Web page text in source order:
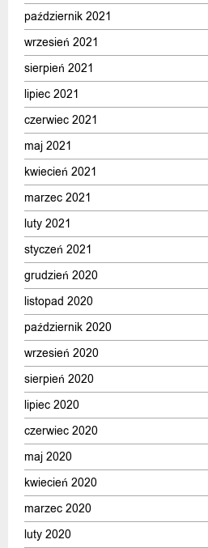
październik 2021
wrzesień 2021
sierpień 2021
lipiec 2021
czerwiec 2021
maj 2021
kwiecień 2021
marzec 2021
luty 2021
styczeń 2021
grudzień 2020
listopad 2020
październik 2020
wrzesień 2020
sierpień 2020
lipiec 2020
czerwiec 2020
maj 2020
kwiecień 2020
marzec 2020
luty 2020